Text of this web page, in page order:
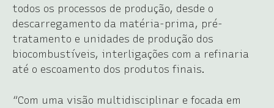
todos os processos de produção, desde o
descarregamento da matéria-prima, pré-
tratamento e unidades de produção dos
biocombustíveis, interligações com a refinaria
até o escoamento dos produtos finais.
“Com uma visão multidisciplinar e focada em